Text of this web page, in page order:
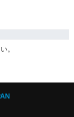
。